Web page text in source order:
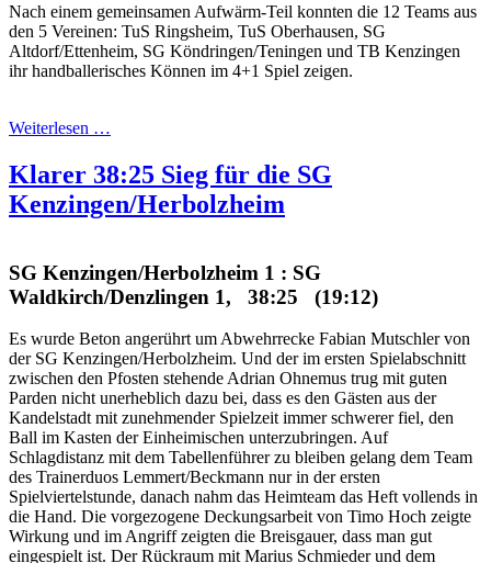
Nach einem gemeinsamen Aufwärm-Teil konnten die 12 Teams aus
den 5 Vereinen: TuS Ringsheim, TuS Oberhausen, SG
Altdorf/Ettenheim, SG Köndringen/Teningen und TB Kenzingen
ihr handballerisches Können im 4+1 Spiel zeigen.
Weiterlesen …
Klarer 38:25 Sieg für die SG
Kenzingen/Herbolzheim
SG Kenzingen/Herbolzheim 1 : SG
Waldkirch/Denzlingen 1, 38:25 (19:12)
Es wurde Beton angerührt um Abwehrrecke Fabian Mutschler von
der SG Kenzingen/Herbolzheim. Und der im ersten Spielabschnitt
zwischen den Pfosten stehende Adrian Ohnemus trug mit guten
Parden nicht unerheblich dazu bei, dass es den Gästen aus der
Kandelstadt mit zunehmender Spielzeit immer schwerer fiel, den
Ball im Kasten der Einheimischen unterzubringen. Auf
Schlagdistanz mit dem Tabellenführer zu bleiben gelang dem Team
des Trainerduos Lemmert/Beckmann nur in der ersten
Spielviertelstunde, danach nahm das Heimteam das Heft vollends in
die Hand. Die vorgezogene Deckungsarbeit von Timo Hoch zeigte
Wirkung und im Angriff zeigten die Breisgauer, dass man gut
eingespielt ist. Der Rückraum mit Marius Schmieder und dem